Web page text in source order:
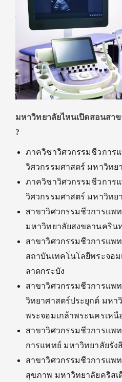
มหาวิทยาลัยไหนเปิดสอนสา
?
ภาควิชาวิศวกรรมชีวการ
วิศวกรรมศาสตร์ มหาวิทย
ภาควิชาวิศวกรรมชีวการ
วิศวกรรมศาสตร์ มหาวิท
สาขาวิศวกรรมชีวการแพ
มหาวิทยาลัยสงขลานคริน
สาขาวิศวกรรมชีวการแพ
สถาบันเทคโนโลยีพระจอ
ลาดกระบัง
สาขาวิศวกรรมชีวการแพ
วิทยาศาสตร์ประยุกต์ มหา
พระจอมเกล้าพระนครเหนื
สาขาวิศวกรรมชีวการแพ
การแพทย์ มหาวิทยาลัยรัง
สาขาวิศวกรรมชีวการแพ
สุขภาพ มหาวิทยาลัยคริสเ